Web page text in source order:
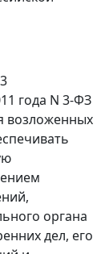
года N 3-ФЗ
возложенных
органа
дел, его